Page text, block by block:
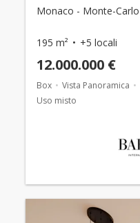
Monaco - Monte-Carlo
195 m² +5 locali
12.000.000 €
Box Vista Panoramica
Uso misto